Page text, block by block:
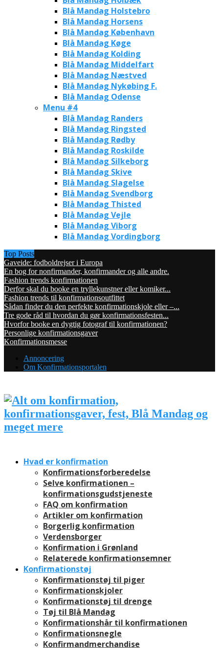
Blå Mandag Holstebro
Blå Mandag Horsens
Blå Mandag København
Blå Mandag Køge
Blå Mandag Kolding
Blå Mandag Middelfart
Blå Mandag Næstved
Blå Mandag Nykøbing F.
Blå Mandag Odense
Menu #4
Blå Mandag Randers
Blå Mandag Ringsted
Blå Mandag Rødby
Blå Mandag Roskilde
Blå Mandag Silkeborg
Blå Mandag Skive
Blå Mandag Slagelse
Blå Mandag Svendborg
Blå Mandag Thisted
Blå Mandag Vejle
Blå Mandag Viborg
Blå Mandag Vordingborg
Top Posts
Gaveide: fodboldrejser i Europa
En bog for nonfirmander, konfirmander og alle andre.
Fashion trends konfirmationen
Derfor skal du booke en tryllekunstner eller komiker...
Fashion trends til konfirmationsoutfittet
Sådan finder du den perfekte konfirmationskjole eller –...
Tre gode råd til hvordan du gør konfirmationsfesten...
Hvorfor booke en dygtig fotograf til konfirmationen?
Personlige konfirmationsgaver
Konfirmationsmesse
Annoncering
Om Konfirmationsportalen
Hvad er konfirmation
Konfirmationsforberedelse
Selve konfirmationen –
konfirmationsgudstjeneste
FAQ om konfirmation
Artikler om konfirmation
Borgerlig konfirmation
Verdensborger
Konfirmation i Grønland
Relaterede konfirmationsemner
Konfirmationstøj
Konfirmationstøj til piger
Konfirmationskjoler
Konfirmationstøj til drenge
Tøj til Blå Mandag
Konfirmationshår til konfirmationen
Konfirmationsnegle
Konfirmandmerchandise